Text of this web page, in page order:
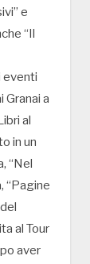
e
“Il
eventi
Granai a
al
in un
“Nel
“Pagine
al Tour
aver